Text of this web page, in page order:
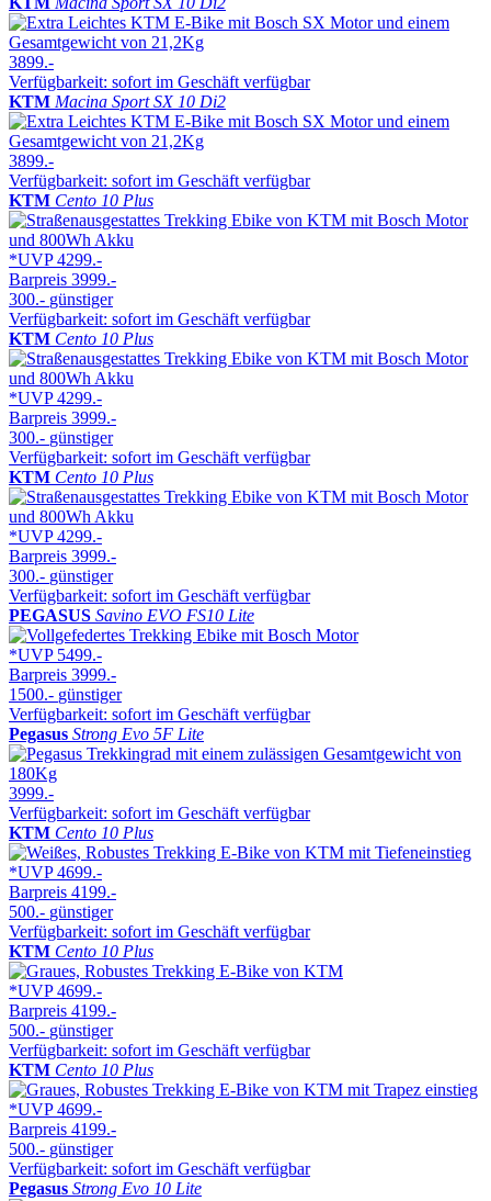
3899.-
Verfügbarkeit: sofort im Geschäft verfügbar
KTM Macina Sport SX 10 Di2
3899.-
Verfügbarkeit: sofort im Geschäft verfügbar
KTM Cento 10 Plus
*UVP4299.-
Barpreis 3999.-
300.- günstiger
Verfügbarkeit: sofort im Geschäft verfügbar
KTM Cento 10 Plus
*UVP4299.-
Barpreis 3999.-
300.- günstiger
Verfügbarkeit: sofort im Geschäft verfügbar
KTM Cento 10 Plus
*UVP4299.-
Barpreis 3999.-
300.- günstiger
Verfügbarkeit: sofort im Geschäft verfügbar
PEGASUS Savino EVO FS10 Lite
*UVP 5499.-
Barpreis 3999.-
1500.- günstiger
Verfügbarkeit: sofort im Geschäft verfügbar
Pegasus Strong Evo 5F Lite
3999.-
Verfügbarkeit: sofort im Geschäft verfügbar
KTM Cento 10 Plus
*UVP4699.-
Barpreis 4199.-
500.- günstiger
Verfügbarkeit: sofort im Geschäft verfügbar
KTM Cento 10 Plus
*UVP4699.-
Barpreis 4199.-
500.- günstiger
Verfügbarkeit: sofort im Geschäft verfügbar
KTM Cento 10 Plus
*UVP4699.-
Barpreis 4199.-
500.- günstiger
Verfügbarkeit: sofort im Geschäft verfügbar
Pegasus Strong Evo 10 Lite